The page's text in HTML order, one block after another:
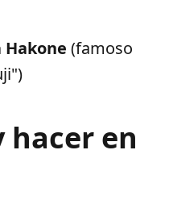
Hakone (famoso
en